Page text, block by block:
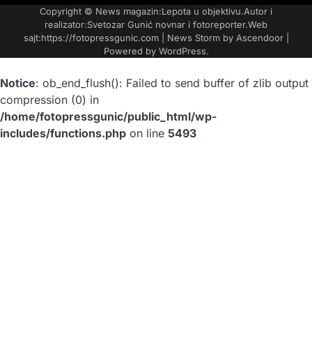
VESTI
REKLAME
NAMA
Copyright © News magazin:Lepota u objektivu.Autor i
realizator:Svetozar Gunić novnar i fotoreporter.Web
sajt:https://fotopressgunic.com | News Storm by Ascendoor|
Powered by WordPress.
Notice: ob_end_flush(): Failed to send buffer of zlib output
compression (0) in
/home/fotopressgunic/public_html/wp-
includes/functions.php on line 5493